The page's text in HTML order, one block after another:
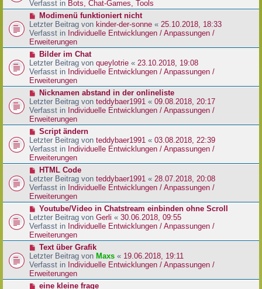
a
g
i
r
a
g
u
e
r
B
e
i
r
a
g
Verfasst in Bots, Chat-Games, Tools
N
e
u
e
r
B
e
i
t
a
g
Modimenü funktioniert nicht
Letzter Beitrag von kinder-der-sonne « 25.10.2018, 18:33
Verfasst in Individuelle Entwicklungen / Anpassungen /
Erweiterungen
N
e
u
e
r
B
e
i
t
a
g
Bilder im Chat
Letzter Beitrag von queylotrie « 23.10.2018, 19:08
Verfasst in Individuelle Entwicklungen / Anpassungen /
Erweiterungen
N
e
u
e
r
B
e
i
t
a
g
Nicknamen abstand in der onlineliste
Letzter Beitrag von teddybaer1991 « 09.08.2018, 20:17
Verfasst in Individuelle Entwicklungen / Anpassungen /
Erweiterungen
N
e
u
e
r
B
e
i
t
a
g
Script ändern
Letzter Beitrag von teddybaer1991 « 03.08.2018, 22:39
Verfasst in Individuelle Entwicklungen / Anpassungen /
Erweiterungen
N
e
u
e
r
B
e
i
t
a
g
HTML Code
Letzter Beitrag von teddybaer1991 « 28.07.2018, 20:08
Verfasst in Individuelle Entwicklungen / Anpassungen /
Erweiterungen
N
e
u
e
r
B
e
i
t
Youtube/Video in Chatstream einbinden ohne Scroll
Letzter Beitrag von Gerli « 30.06.2018, 09:55
Verfasst in Individuelle Entwicklungen / Anpassungen /
Erweiterungen
N
e
u
e
r
Text über Grafik
Letzter Beitrag von Maxs « 19.06.2018, 19:11
Verfasst in Individuelle Entwicklungen / Anpassungen /
Erweiterungen
Neine kleine frage